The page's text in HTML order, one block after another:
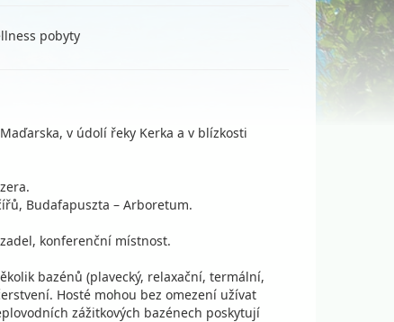
pobyty
v údolí řeky Kerka a v blízkosti
Budafapuszta – Arboretum.
konferenční místnost.
bazénů (plavecký, relaxační, termální,
Hosté mohou bez omezení užívat
zážitkových bazénech poskytují